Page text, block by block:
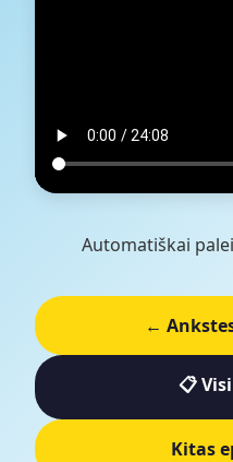
Automatiškai
←
📋
Kitas